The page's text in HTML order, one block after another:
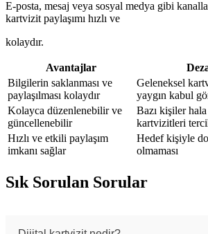
E-posta, mesaj veya sosyal medya gibi
kartvizit paylaşımı hızlı ve
kolaydır.
Avantajlar
Bilgilerin saklanması ve
paylaşılması kolaydır
Geleneksel
yaygın kabul
Kolayca düzenlenebilir ve
güncellenebilir
Bazı kişiler
kartvizitleri
Hızlı ve etkili paylaşım
imkanı sağlar
Hedef kişiyle
olmaması
Sık Sorulan Sorular